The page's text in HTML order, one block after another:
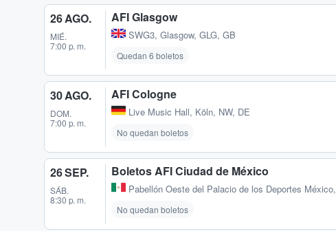
26 AGO.
MIÉ.
7:00 p. m.
AFI Glasgow
SWG3, Glasgow, GLG, GB
Quedan 6 boletos
30 AGO.
DOM.
7:00 p. m.
AFI Cologne
Live Music Hall, Köln, NW, DE
No quedan boletos
26 SEP.
SÁB.
8:30 p. m.
Boletos AFI Ciudad de México
Pabellón Oeste del Palacio de los Deportes México,
No quedan boletos